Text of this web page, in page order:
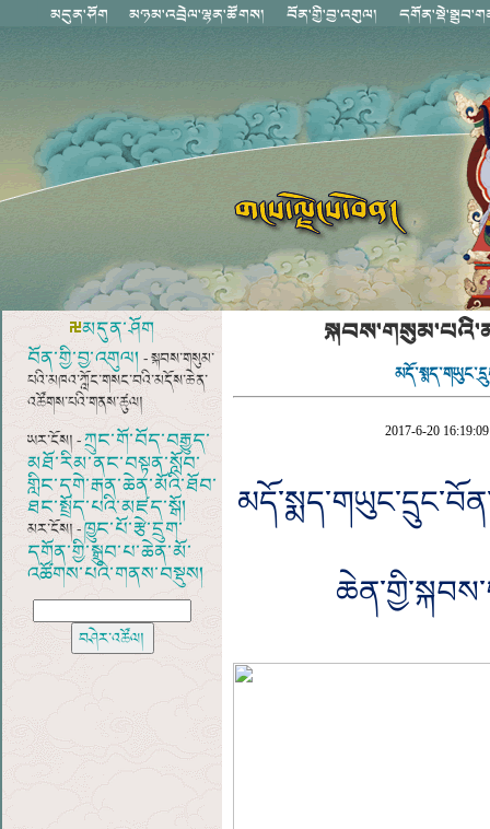
མདུན་ཤོག
བོན་གྱི་བྱ་འགུལ། - སྐབས་གསུམ་
པའི་མཁའ་ཀློང་གསང་བའི་མདོས་ཆེན་
འཚོགས་པའི་གནས་ཚུལ།
ཡར་ངོས། -ཀྲུང་གོ་བོད་བརྒྱུད་
མཐོ་རིམ་ནང་བསྟན་སློབ་
གླིང་དགེ་རྒན་ཆེན་མོའི་ཐོབ་
ཐང་སྤྲོད་པའི་མཛད་སྒོ།
མར་ངོས། -ཁྱུང་པོ་རྩེ་དྲུག་
དགོན་གྱི་སྒྲུབ་པ་ཆེན་མོ་
འཚོགས་པའི་གནས་བསྡུས།
2017-6-20 16:19:09